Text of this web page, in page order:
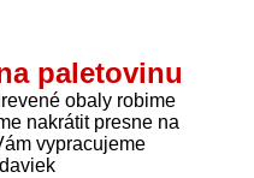
paletovinu
obaly robime
nakrátit presne na
vypracujeme